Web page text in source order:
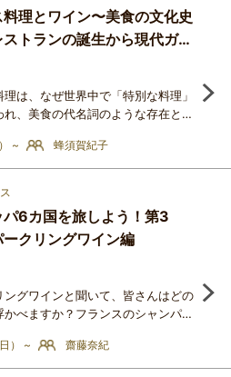
れるという、この貴重かつ高貴な飲
の悦びの源泉を、とことん掘り下げ
16週間で世界を
理とワイン〜美食の文化史
ストランの誕生から現代ガス
へ
理は、なぜ世界中で「特別な料理」
れ、美食の代名詞のような存在とな
イユ、革命後に花開いたレストラ
理人による技術と体系の継承、そし
評価し、楽しむ文化。政治、社
は「料理」を超えた独自の美食文化
した。本講座では、古代から現代
の流れをたど
~ 蜂須賀紀子
パ6カ国を旅しよう！第3
クリングワイン編
ングワインと聞いて、皆さんはどの
かべますか？フランスのシャンパー
東欧にも、長い歴史と確かな個性
力的なスパークリングワインが数多
） ~ 齋藤奈紀